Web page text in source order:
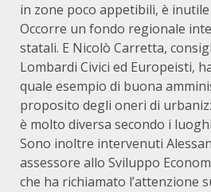
in zone poco appetibili, è
Occorre un fondo regionale
statali. E Nicolò Carretta,
Lombardi Civici ed Europeisti,
quale esempio di buona
proposito degli oneri di
è molto diversa secondo i
Sono inoltre intervenuti
assessore allo Sviluppo
che ha richiamato l’attenzione